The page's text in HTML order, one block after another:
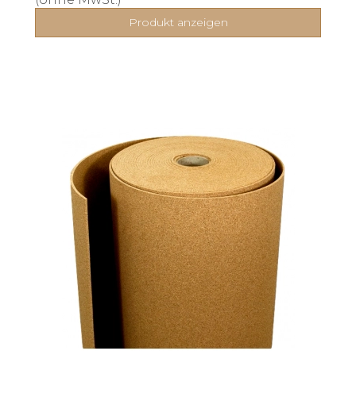
Produkt anzeigen